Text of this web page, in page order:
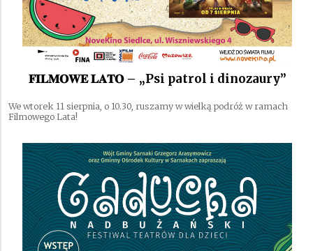
𝐅𝐈𝐋𝐌𝐎𝐖𝐄 𝐋𝐀𝐓𝐎 – „Psi patrol i dinozaury”
We wtorek 11 sierpnia, o 10.30, ruszamy w wielką podróż w ramach
Filmowego Lata!